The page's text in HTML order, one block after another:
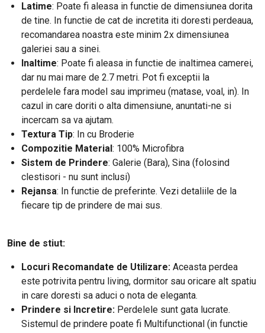
Latime: Poate fi aleasa in functie de dimensiunea dorita
de tine. In functie de cat de incretita iti doresti perdeaua,
recomandarea noastra este minim 2x dimensiunea
galeriei sau a sinei.
Inaltime: Poate fi aleasa in functie de inaltimea camerei,
dar nu mai mare de 2.7 metri. Pot fi exceptii la
perdelele fara model sau imprimeu (matase, voal, in). In
cazul in care doriti o alta dimensiune, anuntati-ne si
incercam sa va ajutam.
Textura Tip: In cu Broderie
Compozitie Material: 100% Microfibra
Sistem de Prindere: Galerie (Bara), Sina (folosind
clestisori - nu sunt inclusi)
Rejansa: In functie de preferinte. Vezi detaliile de la
fiecare tip de prindere de mai sus.
Bine de stiut:
Locuri Recomandate de Utilizare: Aceasta perdea
este potrivita pentru living, dormitor sau oricare alt spatiu
in care doresti sa aduci o nota de eleganta.
Prindere si Incretire: Perdelele sunt gata lucrate.
Sistemul de prindere poate fi Multifunctional (in functie